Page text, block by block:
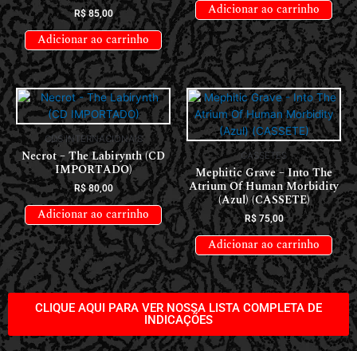
R$85,00
Adicionar ao carrinho
Adicionar ao carrinho
CDS INTERNACIONAIS
Necrot – The Labirynth (CD
IMPORTADO)
R$80,00
Adicionar ao carrinho
CASSETES
Mephitic Grave – Into The
Atrium Of Human Morbidity
(Azul) (CASSETE)
R$75,00
Adicionar ao carrinho
CLIQUE AQUI PARA VER NOSSA LISTA COMPLETA DE
INDICAÇÕES